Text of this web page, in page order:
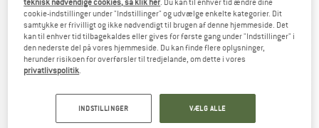
teknisk nødvendige cookies, så klik her. Du kan til enhver tid ændre dine
cookie-indstillinger under "Indstillinger" og udvælge enkelte kategorier. Dit
samtykke er frivilligt og ikke nødvendigt til brugen af denne hjemmeside. Det
kan til enhver tid tilbagekaldes eller gives for første gang under "Indstillinger" i
den nederste del på vores hjemmeside. Du kan finde flere oplysninger,
herunder risikoen for overførsler til tredjelande, om dette i vores
privatlivspolitik.
INDSTILLINGER VÆLG ALLE